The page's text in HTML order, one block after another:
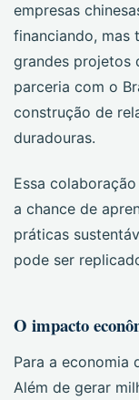
empresas
financiando, mas
grandes projetos
parceria com o
construção de
duradouras.
Essa
a chance de
práticas
pode ser
O impacto
Para a economia
Além de gerar